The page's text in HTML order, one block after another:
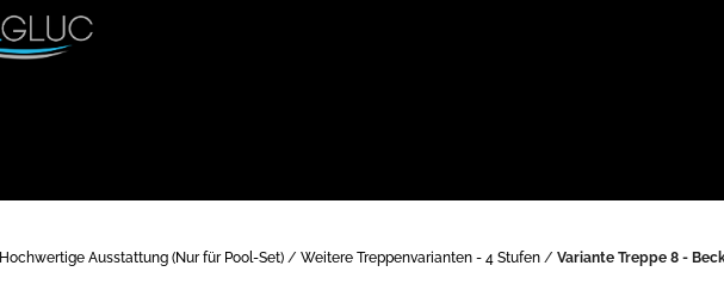
Hochwertige Ausstattung (Nur für Pool-Set) / Weitere Treppenvarianten - 4 Stufen / Variante Treppe 8 -